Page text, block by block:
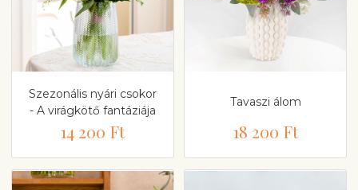
Szezonális nyári csokor
- A virágkötő fantáziája
14 200 Ft
Tavaszi álom
18 200 Ft